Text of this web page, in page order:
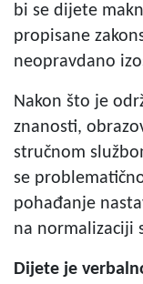
bi se dijete
propisane
neopravdano
Nakon što je
znanosti,
stručnom
se
pohađanje
na normalizaciji
Dijete je